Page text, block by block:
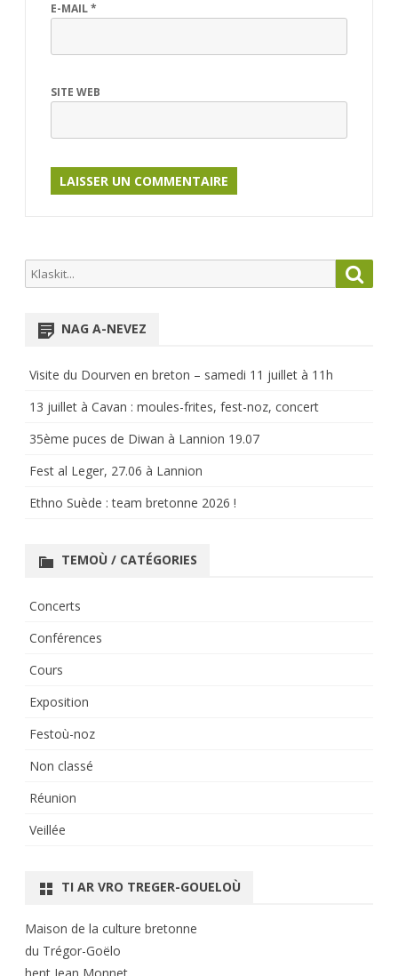
E-MAIL*
SITE WEB
Search
for:
NAG A-NEVEZ
Visite du Dourven en breton – samedi 11 juillet à 11h
13 juillet à Cavan : moules-frites, fest-noz, concert
35ème puces de Diwan à Lannion 19.07
Fest al Leger, 27.06 à Lannion
Ethno Suède : team bretonne 2026 !
TEMOÙ / CATÉGORIES
Concerts
Conférences
Cours
Exposition
Festoù-noz
Non classé
Réunion
Veillée
TI AR VRO TREGER-GOUELOÙ
Maison de la culture bretonne
du Trégor-Goëlo